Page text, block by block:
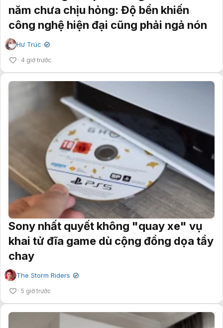
năm chưa chịu hỏng: Độ bền khiến
công nghệ hiện đại cũng phải ngả nón
Hư Trúc ✔
4 giờ trước
Sony nhất quyết không "quay xe" vụ
khai tử đĩa game dù cộng đồng dọa tẩy
chay
The Storm Riders ✔
5 giờ trước